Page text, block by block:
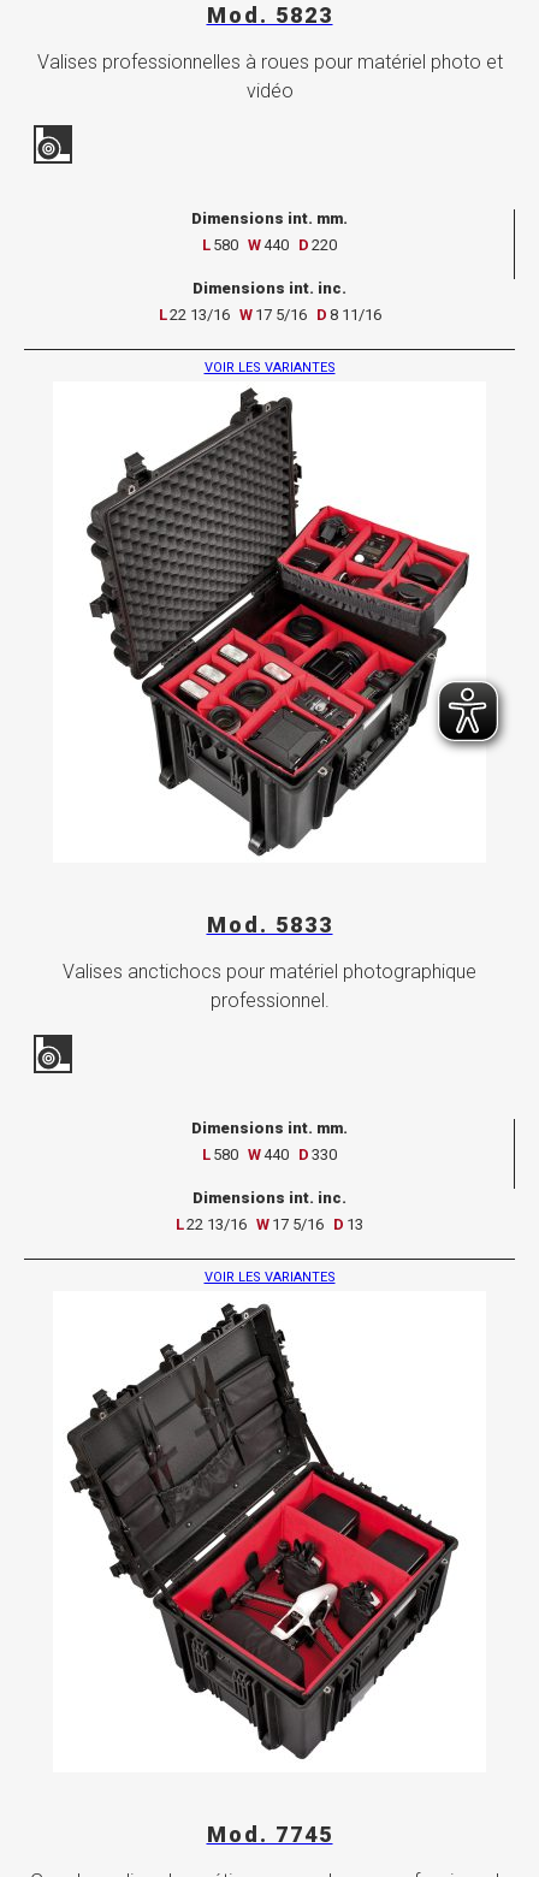
Mod. 5823
Valises professionnelles à roues pour matériel photo et
vidéo
Dimensions int. mm.
L 580 W440 D 220
Dimensions int. inc.
L22 13/16 W 17 5/16 D 8 11/16
VOIR LES VARIANTES
Mod. 5833
Valises anctichocs pour matériel photographique
professionnel.
Dimensions int. mm.
L 580 W440 D 330
Dimensions int. inc.
L22 13/16 W 17 5/16 D 13
VOIR LES VARIANTES
Mod. 7745